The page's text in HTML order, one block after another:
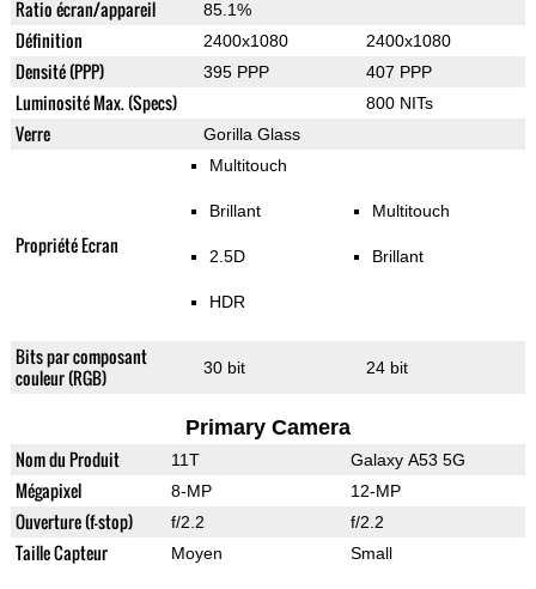
Ratio écran/appareil 85.1%
Définition 2400x1080 2400x1080
Densité (PPP) 395 PPP 407 PPP
Luminosité Max. (Specs) 800 NITs
Verre Gorilla Glass
Propriété Ecran
Multitouch
Brillant
2.5D
HDR
Multitouch
Brillant
Bits par composant
couleur (RGB)
30 bit 24 bit
Primary Camera
Nom du Produit 11T Galaxy A53 5G
Mégapixel 8-MP 12-MP
Ouverture (f-stop) f/2.2 f/2.2
Taille Capteur Moyen Small